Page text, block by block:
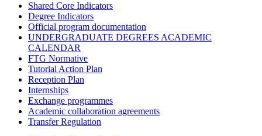
Shared Core Indicators
Degree Indicators
Official program documentation
UNDERGRADUATE DEGREES ACADEMIC
CALENDAR
FTG Normative
Tutorial Action Plan
Reception Plan
Internships
Exchange programmes
Academic collaboration agreements
Transfer Regulation